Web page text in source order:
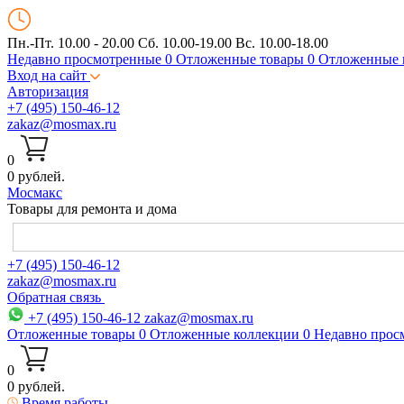
Пн.-Пт. 10.00 - 20.00 Сб. 10.00-19.00 Вс. 10.00-18.00
Недавно просмотренные 0 Отложенные товары 0 Отложенные
Вход на сайт
Авторизация
+7 (495) 150-46-12
zakaz@mosmax.ru
0
0 рублей.
Мосмакс
Товары для ремонта и дома
+7 (495) 150-46-12
zakaz@mosmax.ru
Обратная связь
+7 (495) 150-46-12 zakaz@mosmax.ru
Отложенные товары 0 Отложенные коллекции 0 Недавно
0
0 рублей.